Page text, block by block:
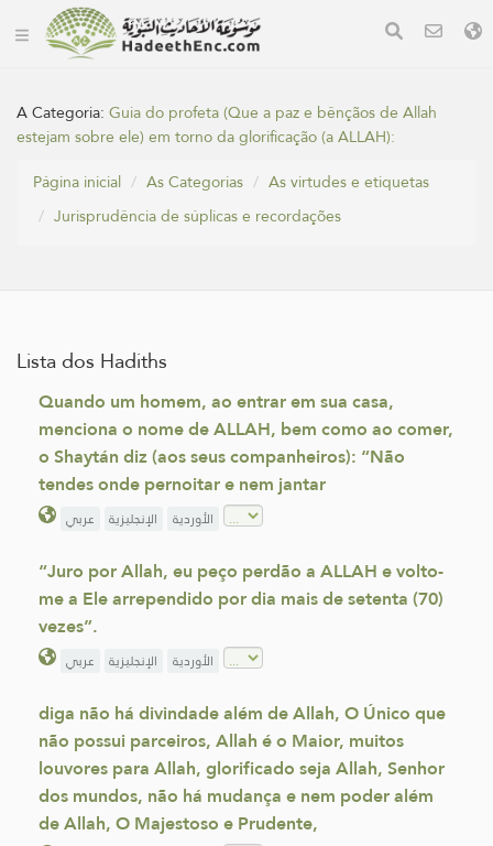
A Categoria:Guia do profeta (Que a paz e bênçãos de Allah
estejam sobre ele) em torno da glorificação (a ALLAH):
Página inicial
As Categorias
As virtudes e etiquetas
Jurisprudência de súplicas e recordações
Lista dos Hadiths
Quando um homem, ao entrar em sua casa,
menciona o nome de ALLAH, bem como ao comer,
o Shaytán diz (aos seus companheiros): “Não
tendes onde pernoitar e nem jantar
عربي الإنجليزية الأوردية
“Juro por Allah, eu peço perdão a ALLAH e volto-
me a Ele arrependido por dia mais de setenta (70)
vezes”.
عربي الإنجليزية الأوردية
diga não há divindade além de Allah, O Único que
não possui parceiros, Allah é o Maior, muitos
louvores para Allah, glorificado seja Allah, Senhor
dos mundos, não há mudança e nem poder além
de Allah, O Majestoso e Prudente,